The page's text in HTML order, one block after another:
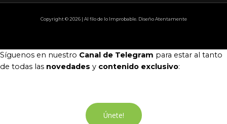
Copyright © 2026 | Al filo de lo Improbable. Diseño Atentamente
Síguenos en nuestro Canal de Telegram para estar al tanto
de todas las novedades y contenido exclusivo:
Únete!